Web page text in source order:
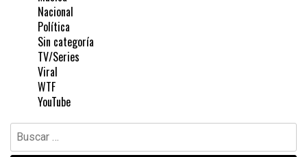
Nacional
Política
Sin categoría
TV/Series
Viral
WTF
YouTube
Buscar: